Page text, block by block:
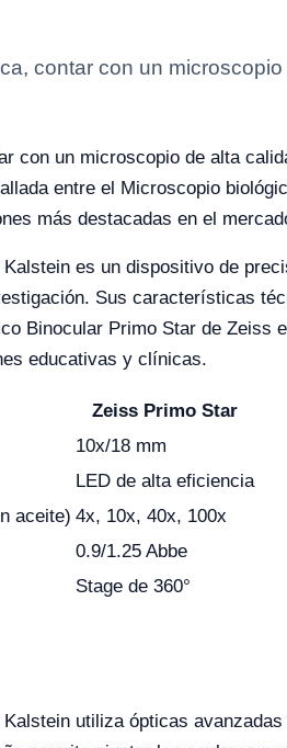
contar con un
con un microscopio de alta
entre el Microscopio
más destacadas en el
es un dispositivo de
Sus características
Binocular Primo Star de Zeiss
educativas y clínicas.
Zeiss Primo Star
10x/18 mm
LED de alta eficiencia
aceite) 4x, 10x, 40x, 100x
0.9/1.25 Abbe
Stage de 360°
utiliza ópticas